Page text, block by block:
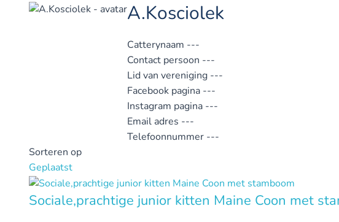
A.Kosciolek
Catterynaam ---
Contact persoon ---
Lid van vereniging ---
Facebook pagina ---
Instagram pagina ---
Email adres ---
Telefoonnummer ---
Sorteren op
Geplaatst
Sociale,prachtige junior kitten Maine Coon met